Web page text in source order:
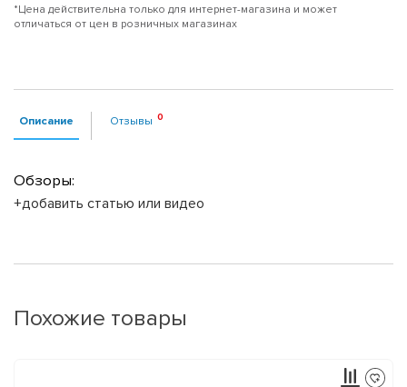
*Цена действительна только для интернет-магазина и может
отличаться от цен в розничных магазинах
Описание Отзывы
Обзоры:
+добавить статью или видео
Похожие товары